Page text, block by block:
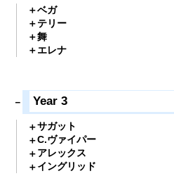
ベガ
テリー
舞
エレナ
Year 3
サガット
C.ヴァイパー
アレックス
イングリッド